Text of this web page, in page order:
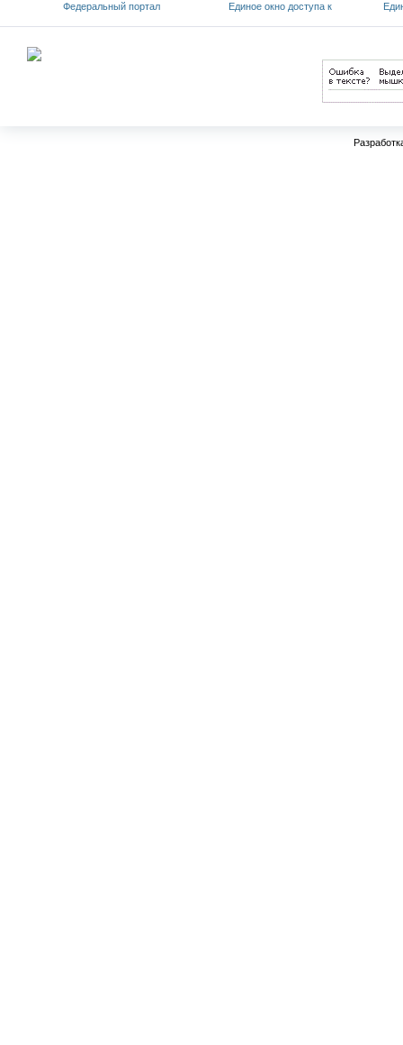
и
Федеральный портал
«Российское образование»
Единое окно доступа к
образовательным ресурсам